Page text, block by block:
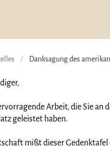
Danksagung des
Arbeit, die Sie an
geleistet haben.
mißt dieser